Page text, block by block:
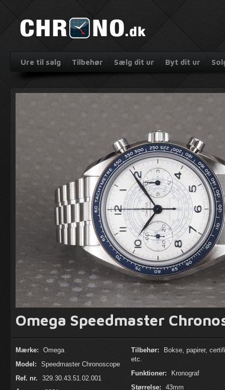
Ure til salg Tilbehør Sælg dit ur Byt dit ur
Omega Speedmaster
Mærke:
Omega
Model:
Speedmaster Chronoscope
Ref. nr.
329.30.43.51.02.001
Tilbehør:
Bokse, papirer,
etc.
Funktioner:
Kronograf
Størrelse:
43mm